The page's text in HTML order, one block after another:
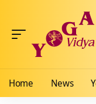
Home News